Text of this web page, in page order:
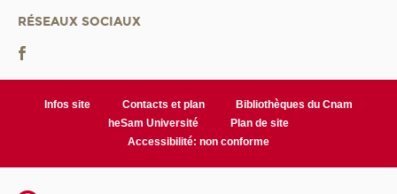
RÉSEAUX SOCIAUX
Infos site Contacts et plan
Bibliothèques du Cnam
heSam Université
Plan de site
Accessibilité: non conforme